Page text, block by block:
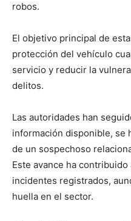
robos.
El objetivo principal de
protección del vehículo
servicio y reducir la
delitos.
Las autoridades han
información disponible, se
de un sospechoso
Este avance ha
incidentes registrados,
huella en el sector.